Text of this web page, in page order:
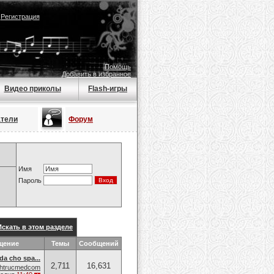
Регистрация
Помощь
Добавить в избранное
Видео приколы Flash-игры
Форум
Имя
Пароль
в этом разделе
Темы
Сообщений
cho spa...
2,711 16,631